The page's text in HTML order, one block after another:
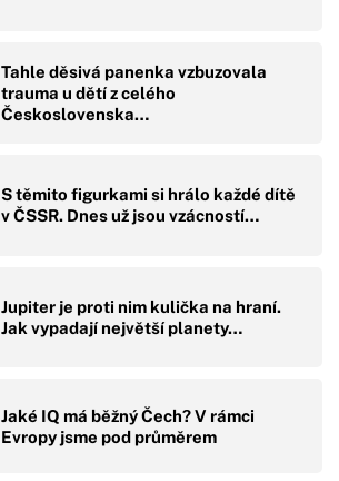
Tahle děsivá panenka vzbuzovala
trauma u dětí z celého
Československa…
S těmito figurkami si hrálo každé dítě
v ČSSR. Dnes už jsou vzácností…
Jupiter je proti nim kulička na hraní.
Jak vypadají největší planety…
Jaké IQ má běžný Čech? V rámci
Evropy jsme pod průměrem